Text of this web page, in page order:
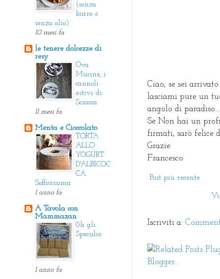
Ciao, se sei
lasciami pure un
angolo di paradiso...
Se Non hai un
firmati, sarò felice
Grazie
Francesco
Post più recente
Iscriviti a:
(senza
burro e
senza olio)
10 mesi fa
le tenere dolcezze di
resy
Ova
Murine, i
cannoli
estivi di
Sciacca
11 mesi fa
Menta e Cioccolato
TORTA
ALLO
YOGURT
D'ALBICOC
CA
Sofficissima
1 anno fa
A Tavola con
Mammazan
0h gli
Speculos
1 anno fa